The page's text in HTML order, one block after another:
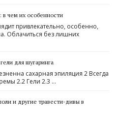
в чем их особенности
привлекательно, особенно,
Облачиться без лишних
для шугаринга
сахарная эпиляция 2 Всегда
2.2 Гели 2.3 …
и другие травести-дивы в